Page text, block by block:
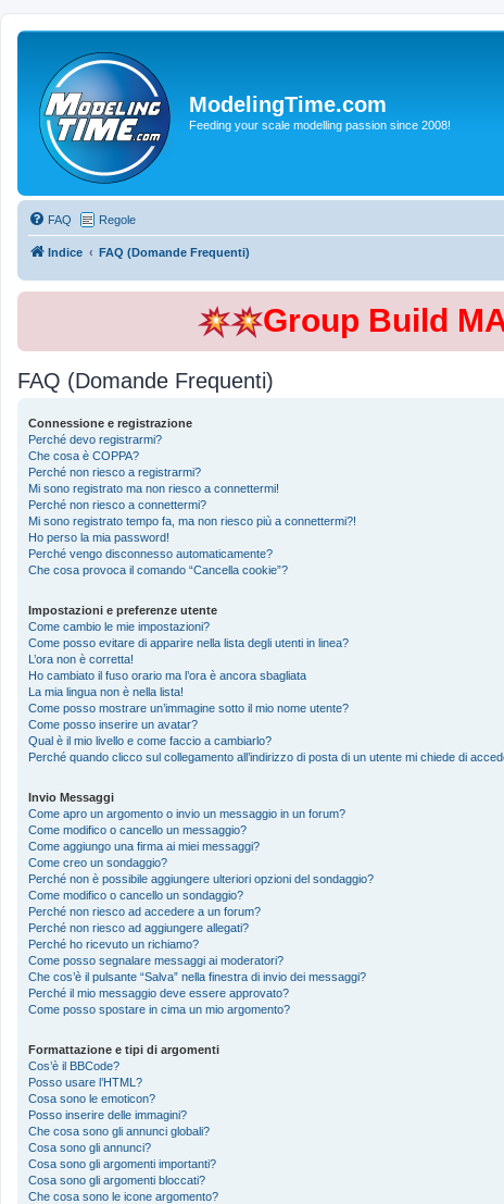
ModelingTime.com
Feeding your scale modelling passion since 2008!
FAQ Regole
Indice FAQ (Domande Frequenti)
Group Build
FAQ (Domande Frequenti)
Connessione e registrazione
Perché devo registrarmi?
Che cosa è COPPA?
Perché non riesco a registrarmi?
Mi sono registrato ma non riesco a connettermi!
Perché non riesco a connettermi?
Mi sono registrato tempo fa, ma non riesco più a connettermi?!
Ho perso la mia password!
Perché vengo disconnesso automaticamente?
Che cosa provoca il comando “Cancella cookie”?
Impostazioni e preferenze utente
Come cambio le mie impostazioni?
Come posso evitare di apparire nella lista degli utenti in linea?
L’ora non è corretta!
Ho cambiato il fuso orario ma l’ora è ancora sbagliata
La mia lingua non è nella lista!
Come posso mostrare un’immagine sotto il mio nome utente?
Come posso inserire un avatar?
Qual è il mio livello e come faccio a cambiarlo?
Perché quando clicco sul collegamento all’indirizzo di posta di un utente mi chiede di
Invio Messaggi
Come apro un argomento o invio un messaggio in un forum?
Come modifico o cancello un messaggio?
Come aggiungo una firma ai miei messaggi?
Come creo un sondaggio?
Perché non è possibile aggiungere ulteriori opzioni del sondaggio?
Come modifico o cancello un sondaggio?
Perché non riesco ad accedere a un forum?
Perché non riesco ad aggiungere allegati?
Perché ho ricevuto un richiamo?
Come posso segnalare messaggi ai moderatori?
Che cos’è il pulsante “Salva” nella finestra di invio dei messaggi?
Perché il mio messaggio deve essere approvato?
Come posso spostare in cima un mio argomento?
Formattazione e tipi di argomenti
Cos’è il BBCode?
Posso usare l’HTML?
Cosa sono le emoticon?
Posso inserire delle immagini?
Che cosa sono gli annunci globali?
Cosa sono gli annunci?
Cosa sono gli argomenti importanti?
Cosa sono gli argomenti bloccati?
Che cosa sono le icone argomento?